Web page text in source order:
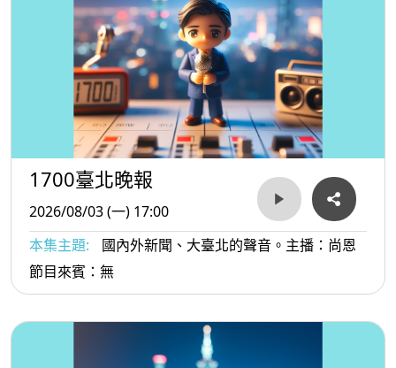
1700臺北晚報
2026/08/03 (一) 17:00
本集主題:
國內外新聞、大臺北的聲音。主播：尚恩
節目來賓：無